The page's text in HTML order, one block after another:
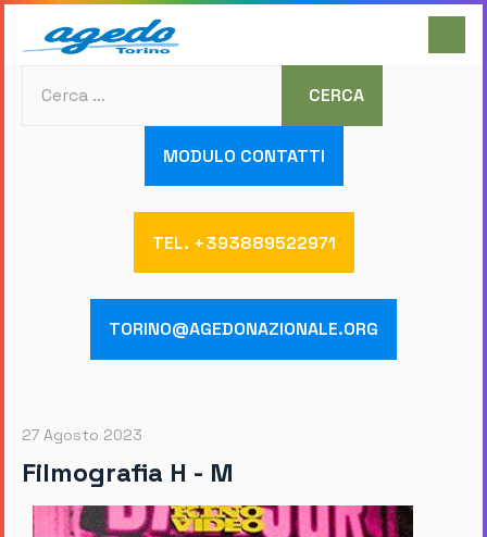
CERCA
MODULO CONTATTI
TEL. +393889522971
TORINO@AGEDONAZIONALE.ORG
27 Agosto 2023
Filmografia H - M